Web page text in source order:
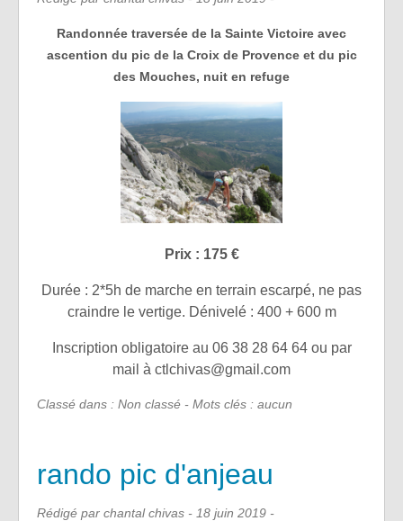
Randonnée traversée de la Sainte Victoire avec
ascention du pic de la Croix de Provence et du pic
des Mouches, nuit en refuge
Prix : 175 €
Durée : 2*5h de marche en terrain escarpé, ne pas
craindre le vertige. Dénivelé : 400 + 600 m
Inscription obligatoire au 06 38 28 64 64 ou par
mail à ctlchivas@gmail.com
Classé dans : Non classé - Mots clés : aucun
rando pic d'anjeau
Rédigé par chantal chivas - 18 juin 2019 -